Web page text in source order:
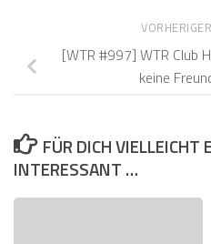
[WTR #997] WTR Club
keine
FÜR DICH VIELLEICHT
INTERESSANT …